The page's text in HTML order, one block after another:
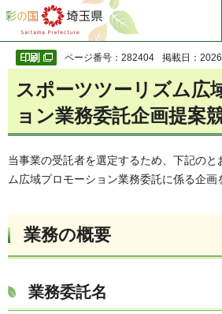
彩の国 埼玉県
ページ番号：282404 掲載日：
スポーツツーリズム広
ョン業務委託企画提案
当事業の受託者を選定するため、下記の
ム広域プロモーション業務委託に係る企画
業務の概要
業務委託名